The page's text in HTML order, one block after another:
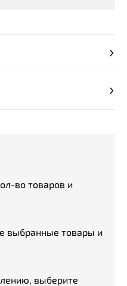
во товаров и
выбранные товары и
выберите